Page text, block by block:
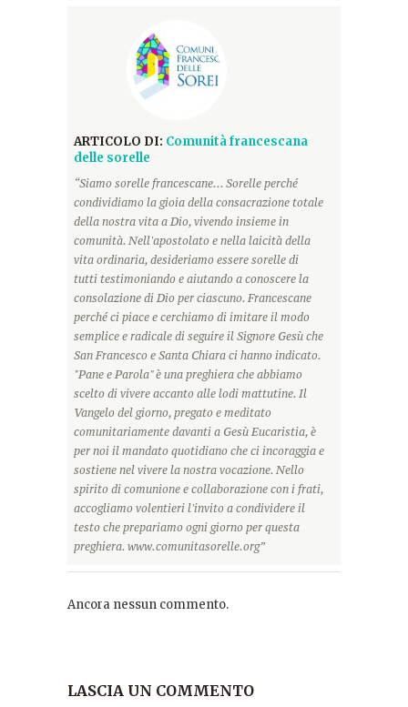
ARTICOLO DI: Comunità francescana
delle sorelle
“Siamo sorelle francescane... Sorelle perché
condividiamo la gioia della consacrazione totale
della nostra vita a Dio, vivendo insieme in
comunità. Nell'apostolato e nella laicità della
vita ordinaria, desideriamo essere sorelle di
tutti testimoniando e aiutando a conoscere la
consolazione di Dio per ciascuno. Francescane
perché ci piace e cerchiamo di imitare il modo
semplice e radicale di seguire il Signore Gesù che
San Francesco e Santa Chiara ci hanno indicato.
"Pane e Parola" è una preghiera che abbiamo
scelto di vivere accanto alle lodi mattutine. Il
Vangelo del giorno, pregato e meditato
comunitariamente davanti a Gesù Eucaristia, è
per noi il mandato quotidiano che ci incoraggia e
sostiene nel vivere la nostra vocazione. Nello
spirito di comunione e collaborazione con i frati,
accogliamo volentieri l'invito a condividere il
testo che prepariamo ogni giorno per questa
preghiera. www.comunitasorelle.org”
Ancora nessun commento.
LASCIA UN COMMENTO